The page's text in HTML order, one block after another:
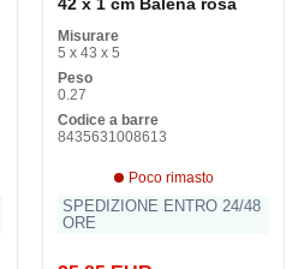
Misurare
5 x 43 x 5
Peso
0.27
Codice a barre
8435631008613
Poco rimasto
SPEDIZIONE ENTRO 24/48
ORE